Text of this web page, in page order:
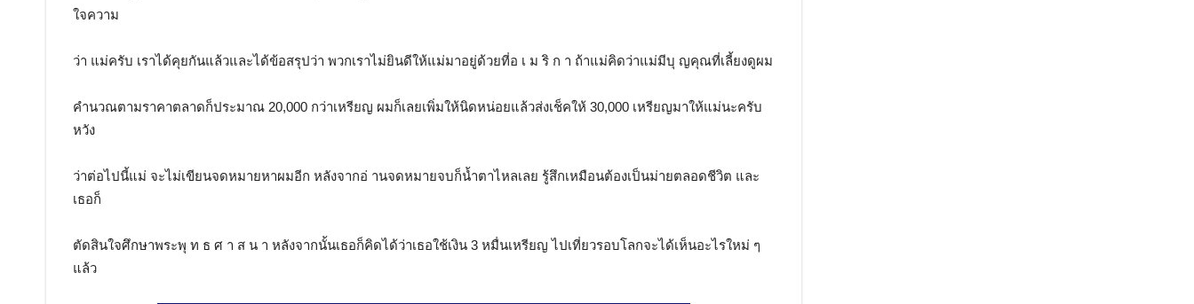
ใจความ
ว่า แม่ครับ เราได้คุยกันแล้วและได้ข้อสรุปว่า พวกเราไม่ยินดีให้แม่มาอยู่ด้วยที่อ เ ม ริ ก า ถ้าแม่คิดว่าแม่มีบุ ญคุณที่เลี้ยงดูผม
คำนวณตามราคาตลาดก็ประมาณ 20,000 กว่าเหรียญ ผมก็เลยเพิ่มให้นิดหน่อยแล้วส่งเช็คให้ 30,000 เหรียญมาให้แม่นะครับ
หวัง
ว่าต่อไปนี้แม่ จะไม่เขียนจดหมายหาผมอีก หลังจากอ่ านจดหมายจบก็น้ำตาไหลเลย รู้สึกเหมือนต้องเป็นม่ายตลอดชีวิต และ
เธอก็
ตัดสินใจศึกษาพระพุ ท ธ ศ า ส น า หลังจากนั้นเธอก็คิดได้ว่าเธอใช้เงิน 3 หมื่นเหรียญ ไปเที่ยวรอบโลกจะได้เห็นอะไรใหม่ ๆ
แล้ว